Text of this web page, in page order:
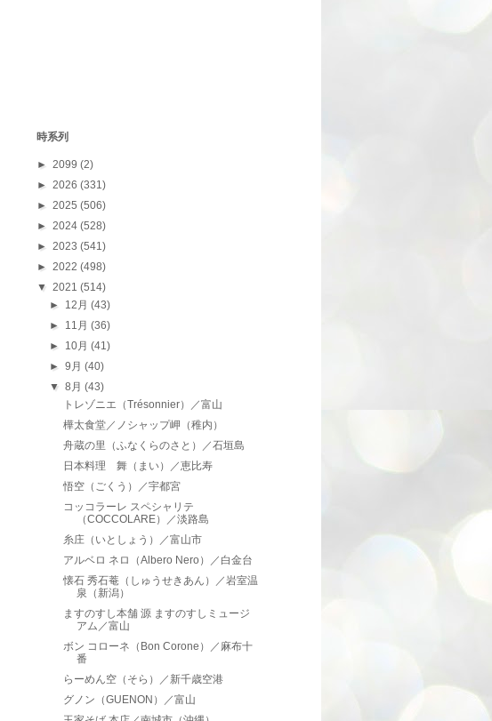
時系列
► 2099 (2)
► 2026 (331)
► 2025 (506)
► 2024 (528)
► 2023 (541)
► 2022 (498)
▼ 2021 (514)
► 12月(43)
► 11月(36)
► 10月(41)
►9月(40)
▼8月(43)
トレゾニエ（Trésonnier）／富山
樺太食堂／ノシャップ岬（稚内）
舟蔵の里（ふなくらのさと）／石垣島
日本料理 舞（まい）／恵比寿
悟空（ごくう）／宇都宮
コッコラーレ スペシャリテ
（COCCOLARE）／淡路島
糸庄（いとしょう）／富山市
アルベロ ネロ（Albero Nero）／白金台
懐石 秀石菴（しゅうせきあん）／岩室温
泉（新潟）
ますのすし本舗 源 ますのすしミュージ
アム／富山
ボン コローネ（Bon Corone）／麻布十
番
らーめん空（そら）／新千歳空港
グノン（GUENON）／富山